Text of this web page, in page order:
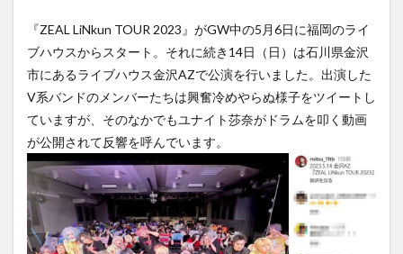
『ZEAL LiNkun TOUR 2023』がGW中の5月6日に福岡のライ
ブハウスからスタート。それに続き14日（日）は石川県金沢
市にあるライブハウス金沢AZで公演を行いました。出演した
V系バンドのメンバーたちは興奮冷めやらぬ様子をツイートし
ていますが、そのなかでもユナイト莎奈がドラムを叩く動画
が公開されて反響を呼んでいます。